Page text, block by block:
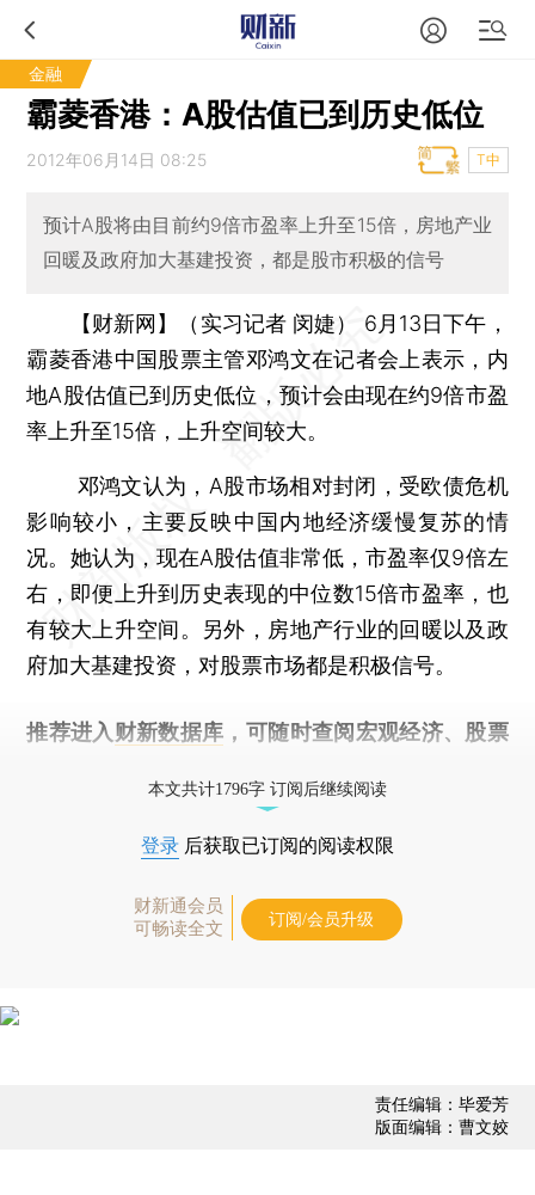
金融
霸菱香港：A股估值已到历史低位
2012年06月14日 08:25 T中
预计A股将由目前约9倍市盈率上升至15倍，房地产业
回暖及政府加大基建投资，都是股市积极的信号
【财新网】（实习记者 闵婕）
6月13日下午，
霸菱香港中国股票主管邓鸿文在记者会上表示，内
地A股估值已到历史低位，预计会由现在约9倍市盈
率上升至15倍，上升空间较大。
邓鸿文认为，A股市场相对封闭，受欧债危机
影响较小，主要反映中国内地经济缓慢复苏的情
况。她认为，现在A股估值非常低，市盈率仅9倍左
右，即便上升到历史表现的中位数15倍市盈率，也
有较大上升空间。另外，房地产行业的回暖以及政
府加大基建投资，对股票市场都是积极信号。
推荐进入 财新数据库 ，可随时查阅宏观经济、股票
本文共计1796字 订阅后继续阅读
登录 后获取已订阅的阅读权限
财新通会员
可畅读全文
订阅/会员升级
责任编辑：毕爱芳
版面编辑：曹文姣